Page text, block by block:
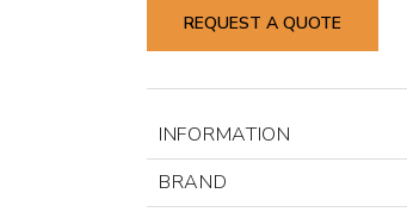
REQUEST A QUOTE
INFORMATION
BRAND